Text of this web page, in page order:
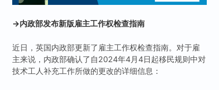
→内政部发布新版雇主工作权检查指南
近日，英国内政部更新了雇主工作权检查指南。对于雇
主来说，内政部确认了自2024年4月4日起移民规则中对
技术工人补充工作所做的更改的详细信息：